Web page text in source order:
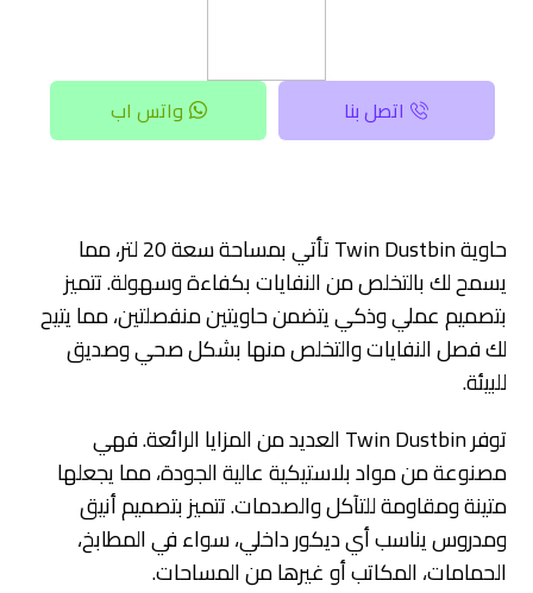
اتصل بنا واتس اب
حاوية Twin Dustbin تأتي بمساحة سعة 20 لتر، مما
يسمح لك بالتخلص من النفايات بكفاءة وسهولة. تتميز
بتصميم عملي وذكي يتضمن حاويتين منفصلتين، مما يتيح
لك فصل النفايات والتخلص منها بشكل صحي وصديق
للبيئة.
توفر Twin Dustbin العديد من المزايا الرائعة. فهي
مصنوعة من مواد بلاستيكية عالية الجودة، مما يجعلها
متينة ومقاومة للتآكل والصدمات. تتميز بتصميم أنيق
ومدروس يناسب أي ديكور داخلي، سواء في المطابخ،
الحمامات، المكاتب أو غيرها من المساحات.